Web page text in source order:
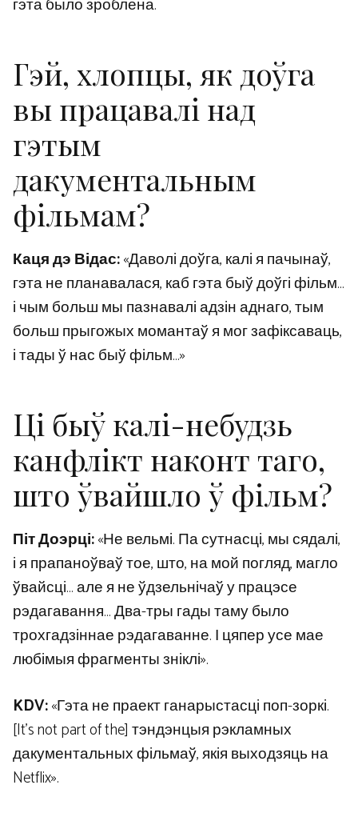
Гэй, хлопцы, як доўга
вы працавалі над
гэтым
дакументальным
фільмам?
Каця дэ Відас:«Даволі доўга, калі я пачынаў,
гэта не планавалася, каб гэта быў доўгі фільм…
і чым больш мы пазнавалі адзін аднаго, тым
больш прыгожых момантаў я мог зафіксаваць,
і тады ў нас быў фільм…»
Ці быў калі-небудзь
канфлікт наконт таго,
што ўвайшло ў фільм?
Піт Доэрці:«Не вельмі. Па сутнасці, мы сядалі,
і я прапаноўваў тое, што, на мой погляд, магло
ўвайсці… але я не ўдзельнічаў у працэсе
рэдагавання… Два-тры гады таму было
трохгадзіннае рэдагаванне. І цяпер усе мае
любімыя фрагменты зніклі».
KDV:«Гэта не праект ганарыстасці поп-зоркі.
[It’s not part of the] тэндэнцыя рэкламных
дакументальных фільмаў, якія выходзяць на
Netflix».